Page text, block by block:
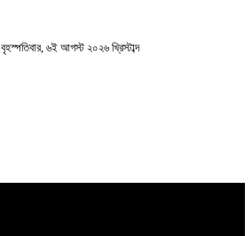
বৃহস্পতিবার, ৬ই আগস্ট ২০২৬ খ্রিস্টাব্দ